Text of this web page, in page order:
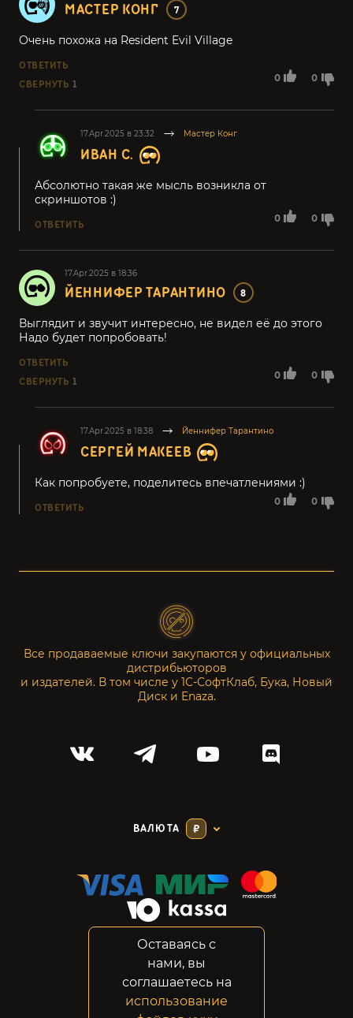
МАСТЕР КОНГ 7
0 0
Очень похожа на Resident Evil Village
ОТВЕТИТЬ
СВЕРНУТЬ 1
17.Apr.2025 в 23:32 Мастер Конг
ИВАН С.
0 0
Абсолютно такая же мысль возникла от
скриншотов :)
ОТВЕТИТЬ
17.Apr.2025 в 18:36
ЙЕННИФЕР ТАРАНТИНО 8
0 0
Выглядит и звучит интересно, не видел её до этого
Надо будет попробовать!
ОТВЕТИТЬ
СВЕРНУТЬ 1
17.Apr.2025 в 18:38 Йеннифер Тарантино
СЕРГЕЙ МАКЕЕВ
0 0
Как попробуете, поделитесь впечатлениями :)
ОТВЕТИТЬ
Все продаваемые ключи закупаются у официальных
дистрибьюторов
и издателей. В том числе у 1С-СофтКлаб, Бука, Новый
Диск и Enaza.
ВАЛЮТА ₽
Конфиденциальность
Возвраты
Правовая информация
Оставаясь с
нами, вы
соглашаетесь на
использование